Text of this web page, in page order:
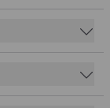
u. 12%
3-
und Fell und